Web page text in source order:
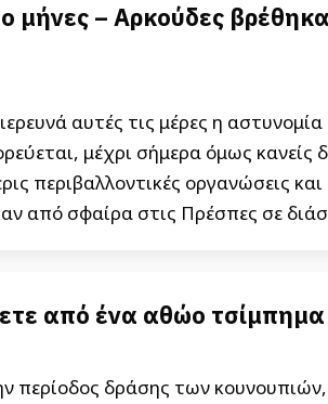
μήνες – Αρκούδες
αυτές τις μέρες η
μέχρι σήμερα όμως κανείς
περιβαλλοντικές οργανώσεις
από σφαίρα στις Πρέσπες σε
από ένα αθώο
περίοδος δράσης των